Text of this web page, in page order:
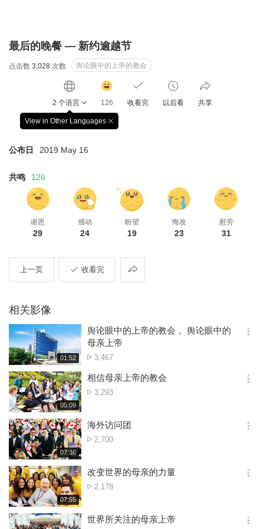
最后的晚餐 — 新约逾越节
点击数 3,028 次数 舆论眼中的上帝的教会
2 个语言
View in Other Languages
창
클
릭
수
126 收看完 以后看 共享
公布日 2019 May 16
共鸣 126
谢恩
29
感动
24
盼望
19
悔改
23
慰劳
31
上一页 收看完
共
享
相关影像
재
생
시
간
01:52
舆论眼中的上帝的教会， 舆论眼中的
母亲上帝
点
数
3,467
옵
기
재
생
시
간
05:09
相信母亲上帝的教会
点
3,293
옵
기
재
생
시
간
07:36
海外访问团
点
2,700
옵
기
재
생
시
간
07:55
改变世界的母亲的力量
点
2,178
옵
기
世界所关注的母亲上帝
옵